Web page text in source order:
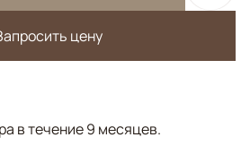
цену
в течение 9 месяцев.